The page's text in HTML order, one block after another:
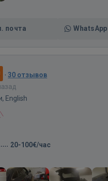
почта WhatsApp
· 30 отзывов
English
20-100€/час